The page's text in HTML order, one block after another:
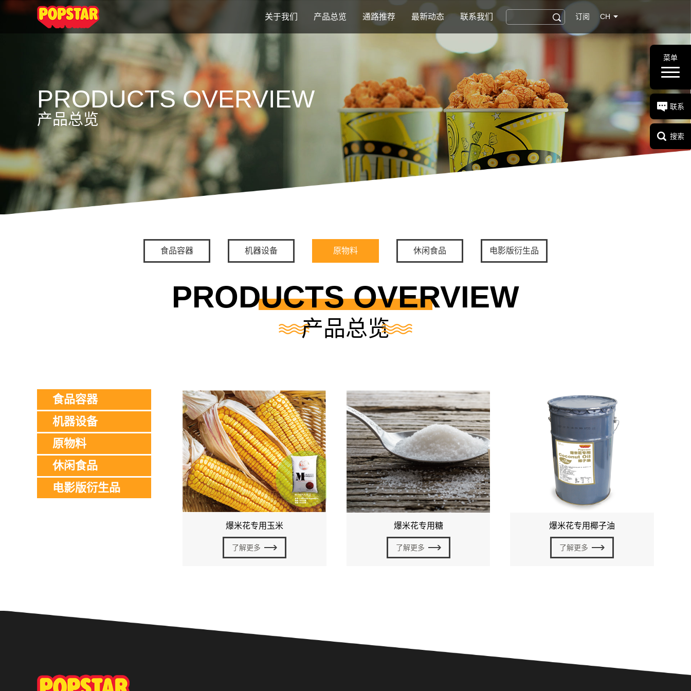
关于我们 产品总览 通路推荐 最新动态 联系我们 订阅 CH
菜单
联系
搜索
PRODUCTS OVERVIEW
产品总览
食品容器 机器设备 原物料 休闲食品 电影版衍生品
PRODUCTS OVERVIEW
产品总览
食品容器
机器设备
原物料
休闲食品
电影版衍生品
爆米花专用玉米
了解更多
爆米花专用糖
了解更多
爆米花专用椰子油
了解更多